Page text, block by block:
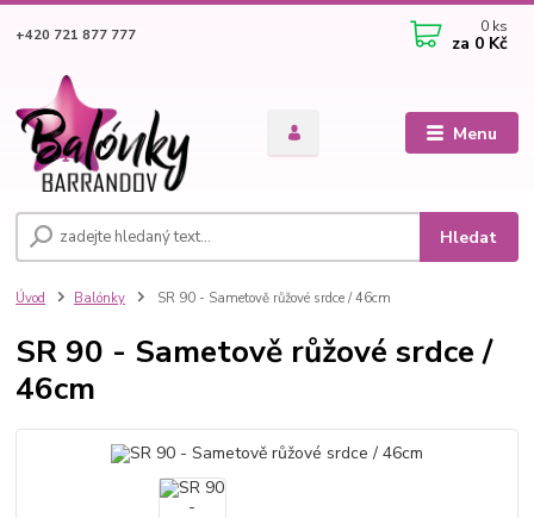
Menu
Hledat
+420 721 877 777 0 ks
za 0 Kč
Úvod Balónky SR 90 - Sametově růžové srdce / 46cm
SR 90 - Sametově růžové srdce /
46cm